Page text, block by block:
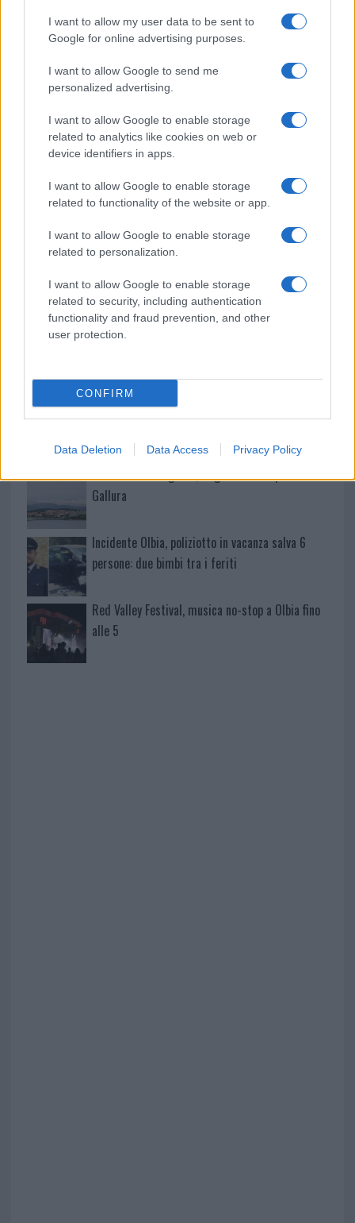
I want to allow my user data to be sent to
Google for online advertising purposes.
I want to allow Google to send me
personalized advertising.
I want to allow Google to enable storage
related to analytics like cookies on web or
device identifiers in apps.
I want to allow Google to enable storage
related to functionality of the website or app.
I want to allow Google to enable storage
related to personalization.
I want to allow Google to enable storage
related to security, including authentication
functionality and fraud prevention, and other
user protection.
CONFIRM
Data Deletion Data Access Privacy Policy
F
a
ce
b
o
o
T
w
it
te
r
Pi
n
te
re
st
W
h
at
s
A
p
p
S
h
a
Articolo precedente
Prossimo articolo
NOTIZIE RECENTI
“Sul filo del discorso”: sold out ad Olbia per il
reading su Atzeni
La Maddalena, festa per i 30 anni del Diving
center di Tegge
Esce di strada con l’auto ad Arzachena: ferito il
Turiste si perdono a Tavolara: salvate dai vigili
Meteo Olbia 6 agosto, migliora il tempo in
Gallura
Incidente Olbia, poliziotto in vacanza salva 6
persone: due bimbi tra i feriti
Red Valley Festival, musica no-stop a Olbia fino
alle 5